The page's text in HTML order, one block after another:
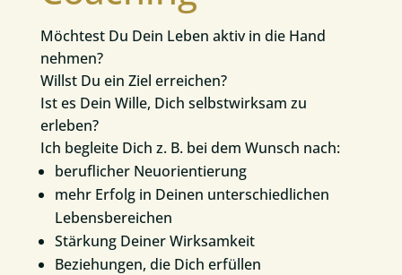
Möchtest Du Dein Leben aktiv in die Hand
nehmen?
Willst Du ein Ziel erreichen?
Ist es Dein Wille, Dich selbstwirksam zu
erleben?
Ich begleite Dich z. B. bei dem Wunsch nach:
beruflicher Neuorientierung
mehr Erfolg in Deinen unterschiedlichen
Lebensbereichen
Stärkung Deiner Wirksamkeit
Beziehungen, die Dich erfüllen